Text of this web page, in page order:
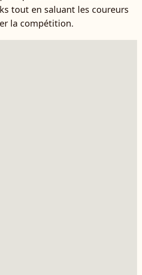
tout en saluant les coureurs
la compétition.